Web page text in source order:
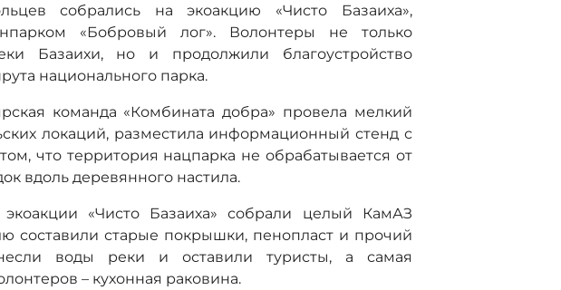
собрались на экоакцию «Чисто Базаиха»,
«Бобровый лог». Волонтеры не только
Базаихи, но и продолжили благоустройство
национального парка.
команда «Комбината добра» провела мелкий
локаций, разместила информационный стенд с
что территория нацпарка не обрабатывается от
вдоль деревянного настила.
«Чисто Базаиха» собрали целый КамАЗ
составили старые покрышки, пенопласт и прочий
воды реки и оставили туристы, а самая
– кухонная раковина.